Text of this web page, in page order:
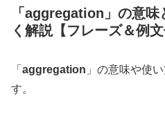
「aggregation」の意
く解説【フレーズ＆例文
「 aggregation 」の意味や使
す。